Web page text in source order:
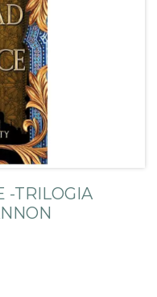
-TRILOGIA